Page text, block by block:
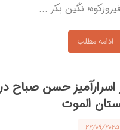
نگین بکر ...
ادامه مطلب
اسرارآمیز حسن صباح
الموت
۲۲/۰۹/۲۰۲۵